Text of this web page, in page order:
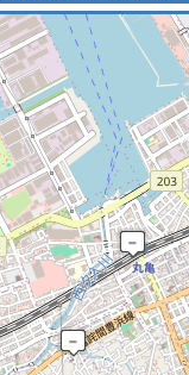
※ マップを